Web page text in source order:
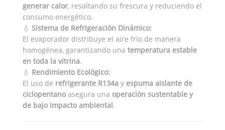
generar calor, resaltando su frescura y reduciendo el
consumo energético.
💧 Sistema de Refrigeración Dinámico:
El evaporador distribuye el aire frío de manera
homogénea, garantizando una temperatura estable
en toda la vitrina.
💧 Rendimiento Ecológico:
El uso de refrigerante R134a y espuma aislante de
ciclopentano asegura una operación sustentable y
de bajo impacto ambiental.